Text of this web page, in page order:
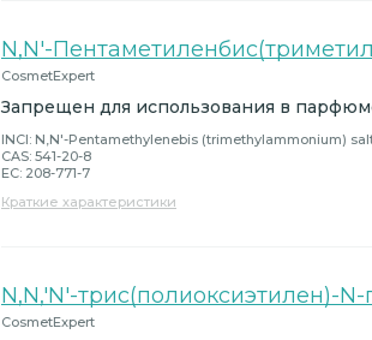
N,N'-
CosmetExpert
Запрещен для использования в
INCI: N,N'-Pentamethylenebis (trimethylammonium)
CAS: 541-20-8
EC: 208-771-7
Краткие характеристики
N,N,'N'-трис(полиоксиэтилен)-
CosmetExpert